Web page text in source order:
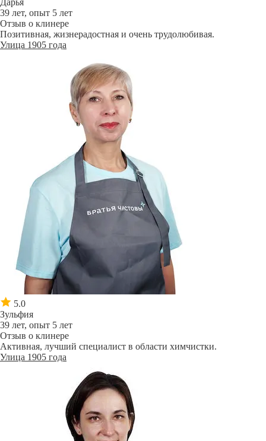
Дарья
39 лет, опыт 5 лет
Отзыв о клинере
Позитивная, жизнерадостная и очень трудолюбивая.
Улица 1905 года
5.0
Зульфия
39 лет, опыт 5 лет
Отзыв о клинере
Активная, лучший специалист в области химчистки.
Улица 1905 года